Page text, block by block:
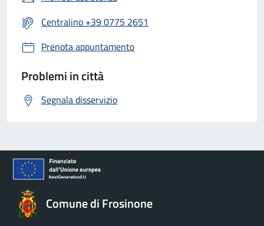
Centralino +39 0775 2651
Prenota appuntamento
Problemi in città
Segnala disservizio
Comune di Frosinone